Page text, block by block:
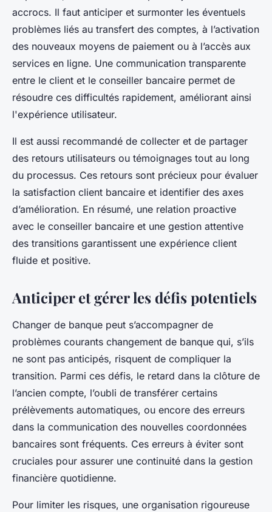
accrocs. Il faut anticiper et surmonter les éventuels
problèmes liés au transfert des comptes, à l’activation
des nouveaux moyens de paiement ou à l’accès aux
services en ligne. Une communication transparente
entre le client et le conseiller bancaire permet de
résoudre ces difficultés rapidement, améliorant ainsi
l'expérience utilisateur.
Il est aussi recommandé de collecter et de partager
des retours utilisateurs ou témoignages tout au long
du processus. Ces retours sont précieux pour évaluer
la satisfaction client bancaire et identifier des axes
d’amélioration. En résumé, une relation proactive
avec le conseiller bancaire et une gestion attentive
des transitions garantissent une expérience client
fluide et positive.
Anticiper et gérer les défis potentiels
Changer de banque peut s’accompagner de
problèmes courants changement de banque qui, s’ils
ne sont pas anticipés, risquent de compliquer la
transition. Parmi ces défis, le retard dans la clôture de
l’ancien compte, l’oubli de transférer certains
prélèvements automatiques, ou encore des erreurs
dans la communication des nouvelles coordonnées
bancaires sont fréquents. Ces erreurs à éviter sont
cruciales pour assurer une continuité dans la gestion
financière quotidienne.
Pour limiter les risques, une organisation rigoureuse